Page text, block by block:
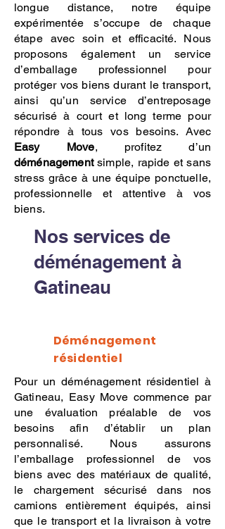
longue distance, notre équipe
expérimentée s’occupe de chaque
étape avec soin et efficacité. Nous
proposons également un service
d’emballage professionnel pour
protéger vos biens durant le transport,
ainsi qu’un service d’entreposage
sécurisé à court et long terme pour
répondre à tous vos besoins. Avec
Easy Move, profitez d’un
déménagementsimple, rapide et sans
stress grâce à une équipe ponctuelle,
professionnelle et attentive à vos
biens.
Nos services de
déménagement à
Gatineau
Déménagement
résidentiel
Pour un déménagement résidentiel à
Gatineau, Easy Move commence par
une évaluation préalable de vos
besoins afin d’établir un plan
personnalisé. Nous assurons
l’emballage professionnel de vos
biens avec des matériaux de qualité,
le chargement sécurisé dans nos
camions entièrement équipés, ainsi
que le transport et la livraison à votre